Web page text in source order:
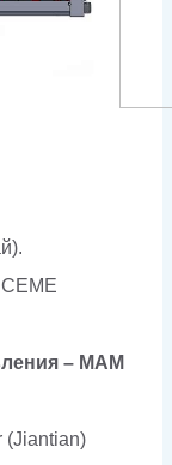
– MAM
(Jiantian)